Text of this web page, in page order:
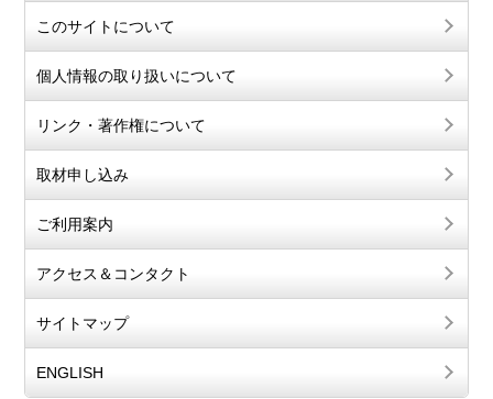
このサイトについて
個人情報の取り扱いについて
リンク・著作権について
取材申し込み
ご利用案内
アクセス＆コンタクト
サイトマップ
ENGLISH